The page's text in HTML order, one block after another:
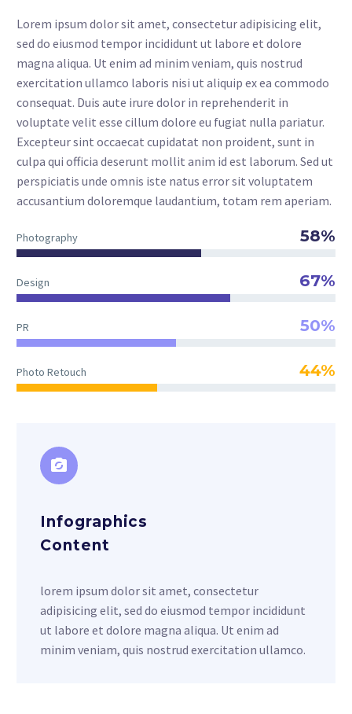
Lorem ipsum dolor sit amet, consectetur adipisicing elit,
sed do eiusmod tempor incididunt ut labore et dolore
magna aliqua. Ut enim ad minim veniam, quis nostrud
exercitation ullamco laboris nisi ut aliquip ex ea commodo
consequat. Duis aute irure dolor in reprehenderit in
voluptate velit esse cillum dolore eu fugiat nulla pariatur.
Excepteur sint occaecat cupidatat non proident, sunt in
culpa qui officia deserunt mollit anim id est laborum. Sed ut
perspiciatis unde omnis iste natus error sit voluptatem
accusantium doloremque laudantium, totam rem aperiam.
Photography 58%
Design 67%
PR 50%
Photo Retouch 44%
Infographics
Content
lorem ipsum dolor sit amet, consectetur
adipisicing elit, sed do eiusmod tempor incididunt
ut labore et dolore magna aliqua. Ut enim ad
minim veniam, quis nostrud exercitation ullamco.